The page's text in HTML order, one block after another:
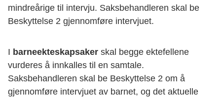
mindreårige til intervju. Saksbehandleren skal be
Beskyttelse 2 gjennomføre intervjuet.
I barneekteskapsaker skal begge ektefellene
vurderes å innkalles til en samtale.
Saksbehandleren skal be Beskyttelse 2 om å
gjennomføre intervjuet av barnet, og det aktuelle